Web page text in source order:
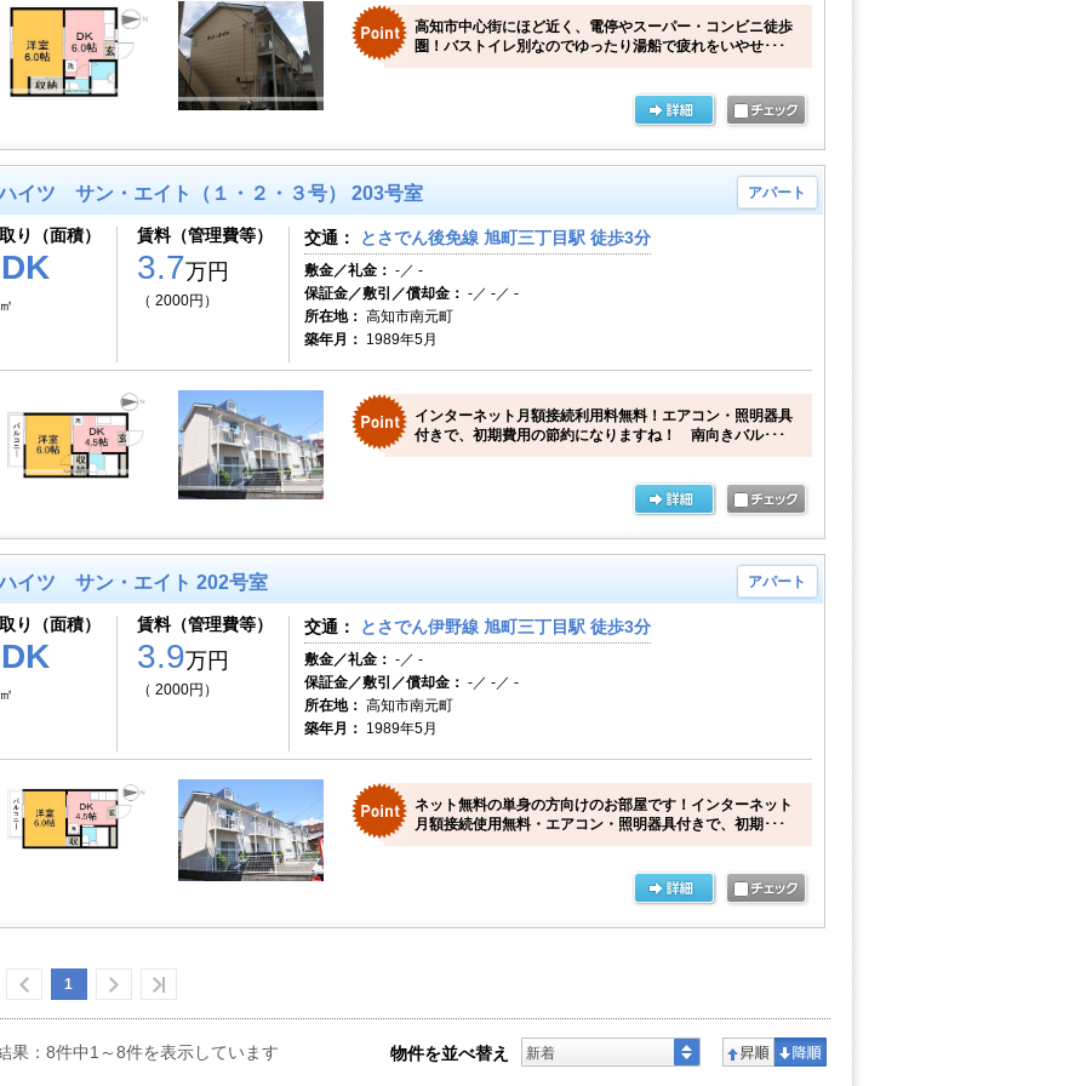
高知市中心街にほど近く、電停やスーパー・コンビニ徒歩
圏！バストイレ別なのでゆったり湯船で疲れをいやせ･･･
イツ サン・エイト（１・２・３号） 203号室 アパート
り（面積） 賃料（管理費等）
3.7万円
（ 2000円）
交通： とさでん後免線 旭町三丁目駅 徒歩3分
敷金／礼金： -／ -
保証金／敷引／償却金： -／ -／ -
所在地： 高知市南元町
築年月： 1989年5月
インターネット月額接続利用料無料！エアコン・照明器具
付きで、初期費用の節約になりますね！ 南向きバル･･･
イツ サン・エイト 202号室 アパート
り（面積） 賃料（管理費等）
3.9万円
（ 2000円）
交通： とさでん伊野線 旭町三丁目駅 徒歩3分
敷金／礼金： -／ -
保証金／敷引／償却金： -／ -／ -
所在地： 高知市南元町
築年月： 1989年5月
ネット無料の単身の方向けのお部屋です！インターネット
月額接続使用無料・エアコン・照明器具付きで、初期･･･
物件を並べ替え 新着
1
果：8件中1～8件を表示しています